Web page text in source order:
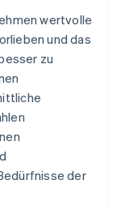
wertvolle
und das
zu
der